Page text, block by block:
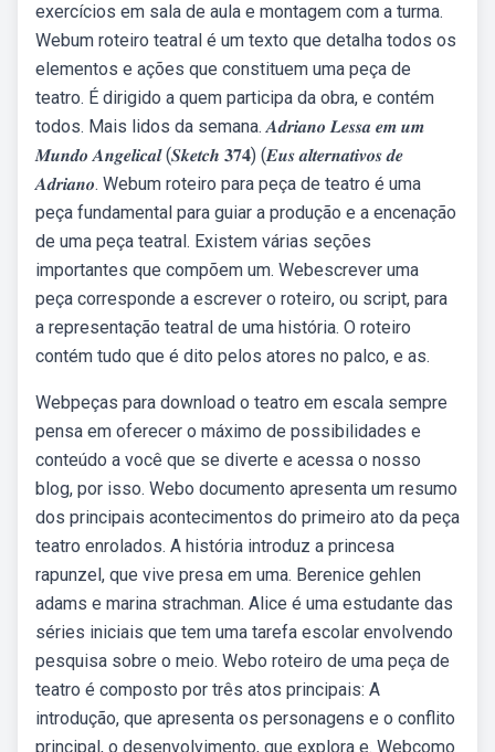
exercícios em sala de aula e montagem com a turma.
Webum roteiro teatral é um texto que detalha todos os
elementos e ações que constituem uma peça de
teatro. É dirigido a quem participa da obra, e contém
todos. Mais lidos da semana. 𝑨𝒅𝒓𝒊𝒂𝒏𝒐 𝑳𝒆𝒔𝒔𝒂 𝒆𝒎 𝒖𝒎
𝑴𝒖𝒏𝒅𝒐 𝑨𝒏𝒈𝒆𝒍𝒊𝒄𝒂𝒍 (𝑺𝒌𝒆𝒕𝒄𝒉 𝟑𝟕𝟒) (𝑬𝒖𝒔 𝒂𝒍𝒕𝒆𝒓𝒏𝒂𝒕𝒊𝒗𝒐𝒔 𝒅𝒆
𝑨𝒅𝒓𝒊𝒂𝒏𝒐. Webum roteiro para peça de teatro é uma
peça fundamental para guiar a produção e a encenação
de uma peça teatral. Existem várias seções
importantes que compõem um. Webescrever uma
peça corresponde a escrever o roteiro, ou script, para
a representação teatral de uma história. O roteiro
contém tudo que é dito pelos atores no palco, e as.
Webpeças para download o teatro em escala sempre
pensa em oferecer o máximo de possibilidades e
conteúdo a você que se diverte e acessa o nosso
blog, por isso. Webo documento apresenta um resumo
dos principais acontecimentos do primeiro ato da peça
teatro enrolados. A história introduz a princesa
rapunzel, que vive presa em uma. Berenice gehlen
adams e marina strachman. Alice é uma estudante das
séries iniciais que tem uma tarefa escolar envolvendo
pesquisa sobre o meio. Webo roteiro de uma peça de
teatro é composto por três atos principais: A
introdução, que apresenta os personagens e o conflito
principal, o desenvolvimento, que explora e. Webcomo